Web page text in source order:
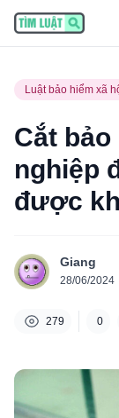
Luật bảo hiểm xã
Cắt
nghiệp
được
Giang
28/06/2024
279 0